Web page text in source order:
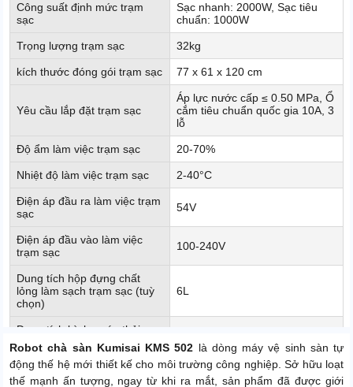
Công suất định mức trạm
sạc
Sạc nhanh: 2000W, Sạc tiêu
chuẩn: 1000W
Trọng lượng trạm sạc 32kg
kích thước đóng gói trạm sạc 77 x 61 x 120 cm
Yêu cầu lắp đặt trạm sạc
Áp lực nước cấp ≤ 0.50 MPa, Ổ
cắm tiêu chuẩn quốc gia 10A, 3
lỗ
Độ ẩm làm việc trạm sạc 20-70%
Nhiệt độ làm việc trạm sạc 2-40°C
Điện áp đầu ra làm việc trạm
sạc
54V
Điện áp đầu vào làm việc
trạm sạc
100-240V
Dung tích hộp đựng chất
lỏng làm sạch trạm sạc (tuỳ
chọn)
6L
Dung tích bình nước thải
trạm sạc
Kích thước sản phẩm 890 × 676 × 1070mm
Robot chà sàn Kumisai KMS 502 là dòng máy vệ sinh sàn tự
động thế hệ mới thiết kế cho môi trường công nghiệp. Sở hữu loạt
thế mạnh ấn tượng, ngay từ khi ra mắt, sản phẩm đã được giới